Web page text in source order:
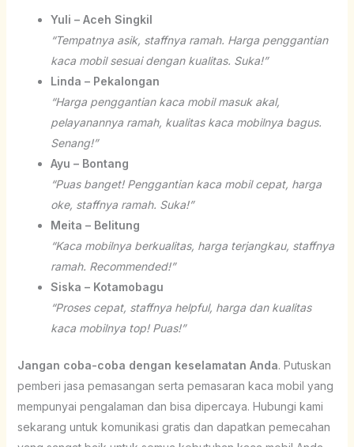
Yuli – Aceh Singkil
“Tempatnya asik, staffnya ramah. Harga penggantian
kaca mobil sesuai dengan kualitas. Suka!”
Linda – Pekalongan
“Harga penggantian kaca mobil masuk akal,
pelayanannya ramah, kualitas kaca mobilnya bagus.
Senang!”
Ayu – Bontang
“Puas banget! Penggantian kaca mobil cepat, harga
oke, staffnya ramah. Suka!”
Meita – Belitung
“Kaca mobilnya berkualitas, harga terjangkau, staffnya
ramah. Recommended!”
Siska – Kotamobagu
“Proses cepat, staffnya helpful, harga dan kualitas
kaca mobilnya top! Puas!”
Jangan coba-coba dengan keselamatan Anda. Putuskan
pemberi jasa pemasangan serta pemasaran kaca mobil yang
mempunyai pengalaman dan bisa dipercaya. Hubungi kami
sekarang untuk komunikasi gratis dan dapatkan pemecahan